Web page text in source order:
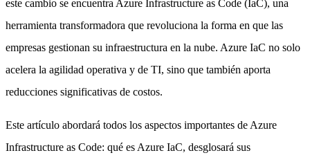
este cambio se encuentra Azure Infrastructure as Code (IaC), una
herramienta transformadora que revoluciona la forma en que las
empresas gestionan su infraestructura en la nube. Azure IaC no solo
acelera la agilidad operativa y de TI, sino que también aporta
reducciones significativas de costos.
Este artículo abordará todos los aspectos importantes de Azure
Infrastructure as Code: qué es Azure IaC, desglosará sus